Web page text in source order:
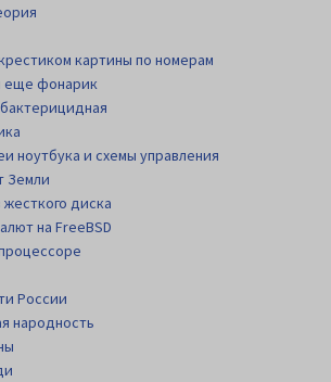
картины по номерам
еще фонарик
ноутбука и схемы управления
Земли
жесткого диска
на FreeBSD
России
народность